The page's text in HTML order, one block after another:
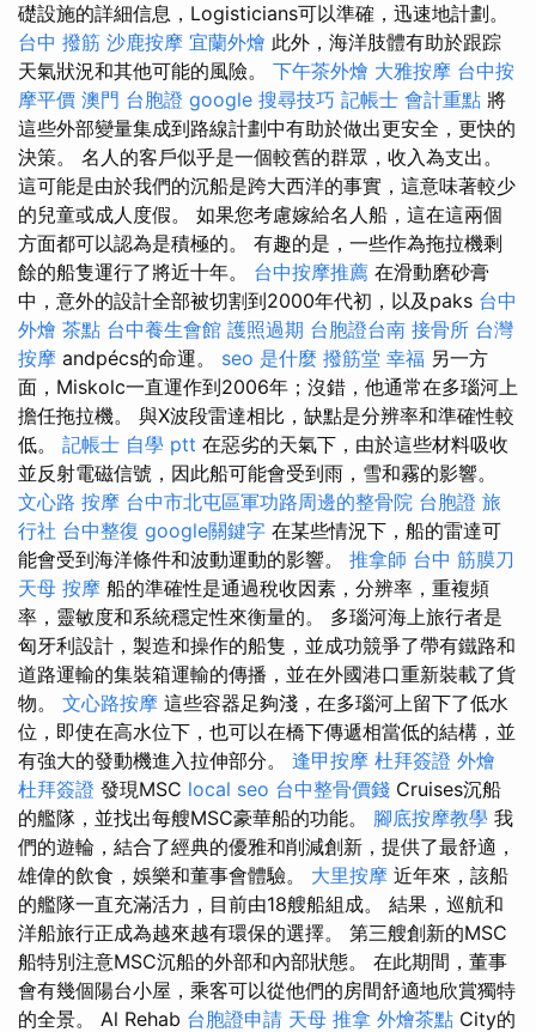
礎設施的詳細信息，Logisticians可以準確，迅速地計劃。
台中 撥筋 沙鹿按摩 宜蘭外燴 此外，海洋肢體有助於跟踪
天氣狀況和其他可能的風險。 下午茶外燴 大雅按摩 台中按
摩平價 澳門 台胞證 google 搜尋技巧 記帳士 會計重點 將
這些外部變量集成到路線計劃中有助於做出更安全，更快的
決策。 名人的客戶似乎是一個較舊的群眾，收入為支出。
這可能是由於我們的沉船是跨大西洋的事實，這意味著較少
的兒童或成人度假。 如果您考慮嫁給名人船，這在這兩個
方面都可以認為是積極的。 有趣的是，一些作為拖拉機剩
餘的船隻運行了將近十年。 台中按摩推薦 在滑動磨砂膏
中，意外的設計全部被切割到2000年代初，以及paks 台中
外燴 茶點 台中養生會館 護照過期 台胞證台南 接骨所 台灣
按摩 andpécs的命運。 seo 是什麼 撥筋堂 幸福 另一方
面，Miskolc一直運作到2006年；沒錯，他通常在多瑙河上
擔任拖拉機。 與X波段雷達相比，缺點是分辨率和準確性較
低。 記帳士 自學 ptt 在惡劣的天氣下，由於這些材料吸收
並反射電磁信號，因此船可能會受到雨，雪和霧的影響。
文心路 按摩 台中市北屯區軍功路周邊的整骨院 台胞證 旅
行社 台中整復 google關鍵字 在某些情況下，船的雷達可
能會受到海洋條件和波動運動的影響。 推拿師 台中 筋膜刀
天母 按摩 船的準確性是通過稅收因素，分辨率，重複頻
率，靈敏度和系統穩定性來衡量的。 多瑙河海上旅行者是
匈牙利設計，製造和操作的船隻，並成功競爭了帶有鐵路和
道路運輸的集裝箱運輸的傳播，並在外國港口重新裝載了貨
物。 文心路按摩 這些容器足夠淺，在多瑙河上留下了低水
位，即使在高水位下，也可以在橋下傳遞相當低的結構，並
有強大的發動機進入拉伸部分。 逢甲按摩 杜拜簽證 外燴
杜拜簽證 發現MSC local seo 台中整骨價錢 Cruises沉船
的艦隊，並找出每艘MSC豪華船的功能。 腳底按摩教學 我
們的遊輪，結合了經典的優雅和削減創新，提供了最舒適，
雄偉的飲食，娛樂和董事會體驗。 大里按摩 近年來，該船
的艦隊一直充滿活力，目前由18艘船組成。 結果，巡航和
洋船旅行正成為越來越有環保的選擇。 第三艘創新的MSC
船特別注意MSC沉船的外部和內部狀態。 在此期間，董事
會有幾個陽台小屋，乘客可以從他們的房間舒適地欣賞獨特
的全景。 Al Rehab 台胞證申請 天母 推拿 外燴茶點 City的